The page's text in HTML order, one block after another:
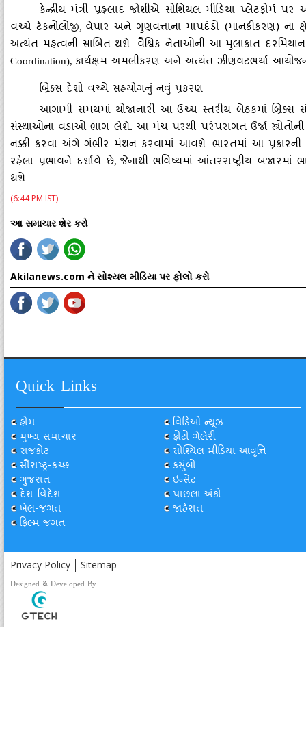
કેન્દ્રીય મંત્રી પ્રહલાદ જોશીએ સોશિયલ મીડિયા
વચ્ચે ટેકનોલોજી, વેપાર અને ગુણવત્તાના માપદંડો (માનકીકરણ)
અત્યંત મહત્વની સાબિત થશે. વૈશ્વિક નેતાઓની આ મુલાકાત
Coordination), કાર્યક્ષમ અમલીકરણ અને અત્યંત ઝીણવટભર્યા
બ્રિક્સ દેશો વચ્ચે સહયોગનું નવું પ્રકરણ
આગામી સમયમાં યોજાનારી આ ઉચ્ચ સ્તરીય બેઠકમાં બ્રિક્સ
સંસ્થાઓના વડાઓ ભાગ લેશે. આ મંચ પરથી પરંપરાગત ઉર્જા સ્ત્રોતોની
નક્કી કરવા અંગે ગંભીર મંથન કરવામાં આવશે. ભારતમાં આ પ્રકારની
રહેલા પ્રભાવને દર્શાવે છે, જેનાથી ભવિષ્યમાં આંતરરાષ્ટ્રીય બજારમાં
થશે.
(6:44 PM IST)
આ સમાચાર શેર કરો
Akilanews.com ને સોશ્યલ મીડિયા પર ફોલો કરો
Quick Links
હોમ
મુખ્ય સમાચાર
રાજકોટ
સૌરાષ્ટ્ર-કચ્છ
ગુજરાત
દેશ-વિદેશ
ખેલ-જગત
ફિલ્મ જગત
વિડિઓ ન્યૂઝ
ફોટો ગેલેરી
સોશ્યિલ મીડિયા આવૃત્તિ
કસુંબો...
ઇન્સેટ
પાછલા અંકો
જાહેરાત
Privacy Policy Sitemap
Designed & Developed By